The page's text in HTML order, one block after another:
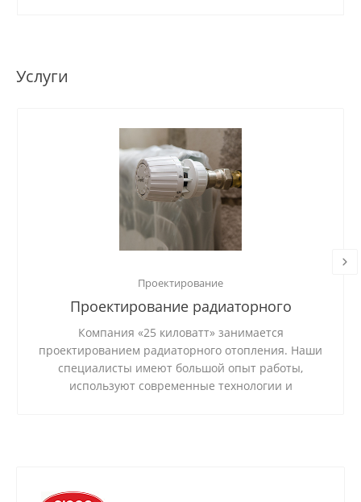
Услуги
Проектирование
Проектирование радиаторного
отопления
Компания «25 киловатт» занимается
проектированием радиаторного отопления. Наши
специалисты имеют большой опыт работы,
используют современные технологии и